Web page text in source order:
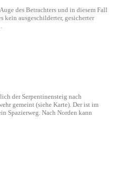
des Betrachters und in diesem Fall
kein ausgeschilderter, gesicherter
der Serpentinensteig nach
gemeint (siehe Karte). Der ist im
Spazierweg. Nach Norden kann